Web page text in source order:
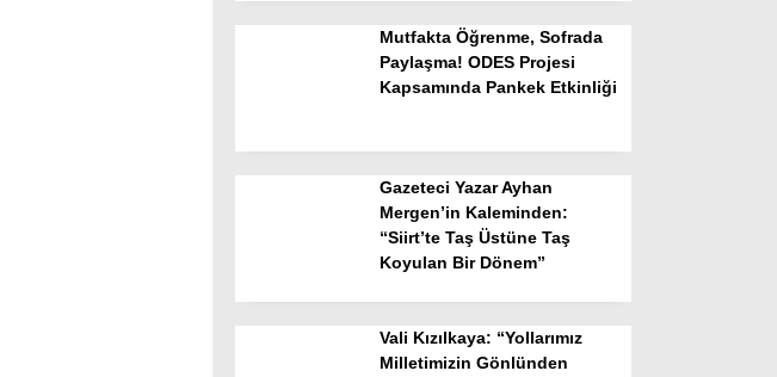
Mutfakta Öğrenme, Sofrada
Paylaşma! ODES Projesi
Kapsamında Pankek Etkinliği
Gazeteci Yazar Ayhan
Mergen’in Kaleminden:
“Siirt’te Taş Üstüne Taş
Koyulan Bir Dönem”
Vali Kızılkaya: “Yollarımız
Milletimizin Gönlünden